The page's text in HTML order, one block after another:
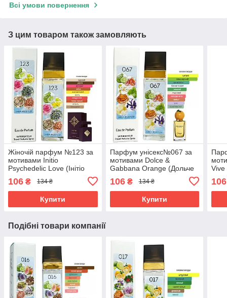
Всі умови повернення
З цим товаром також замовляють
Жіночій парфум №123 за
мотивами Initio
Psychedelic Love (Iнітіо
ОПТ
106 ₴ 134 ₴
Купити
Парфум унісекс№067 за
мотивами Dolce &
Gabbana Orange (Дольче
ОПТ
106₴ 134 ₴
Купити
106
Подібні товари компанії